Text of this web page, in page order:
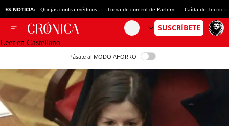
ES NOTICIA: Quejas contra médicos Toma de control de Parlem Caída de
Leer en Castellano
Pásate al MODO AHORRO